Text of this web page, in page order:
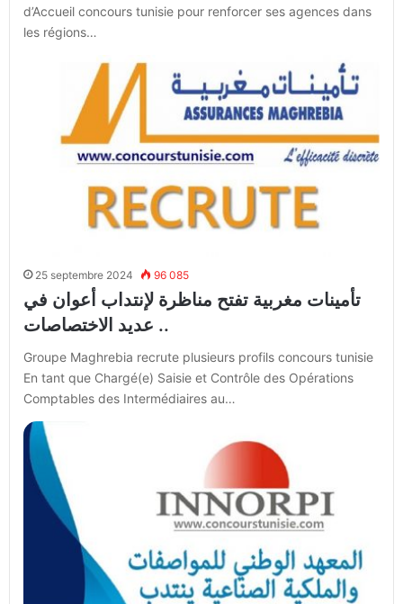
d’Accueil concours tunisie pour renforcer ses agences dans
les régions…
25 septembre 2024 96 085
تأمينات مغربية تفتح مناظرة لإنتداب أعوان في
عديد الاختصاصات ..
Groupe Maghrebia recrute plusieurs profils concours tunisie
En tant que Chargé(e) Saisie et Contrôle des Opérations
Comptables des Intermédiaires au…